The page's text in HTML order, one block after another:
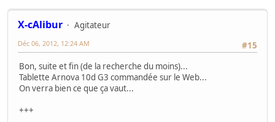
X-cAlibur
Agitateur
#15
Déc 06, 2012, 12:24 AM
Bon, suite et fin (de la recherche du moins)...
Tablette Arnova 10d G3 commandée sur le Web...
On verra bien ce que ça vaut...
+++